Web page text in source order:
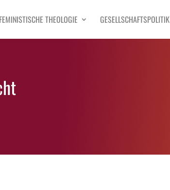
FEMINISTISCHE THEOLOGIE GESELLSCHAFTSPOLITIK